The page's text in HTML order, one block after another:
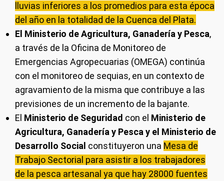
lluvias inferiores a los promedios para esta época
del año en la totalidad de la Cuenca del Plata.
El Ministerio de Agricultura, Ganadería y Pesca,
a través de la Oficina de Monitoreo de
Emergencias Agropecuarias (OMEGA) continúa
con el monitoreo de sequias, en un contexto de
agravamiento de la misma que contribuye a las
previsiones de un incremento de la bajante.
El Ministerio de Seguridad con el Ministerio de
Agricultura, Ganadería y Pesca y el Ministerio de
Desarrollo Social constituyeron una Mesa de
Trabajo Sectorial para asistir a los trabajadores
de la pesca artesanal ya que hay 28000 fuentes